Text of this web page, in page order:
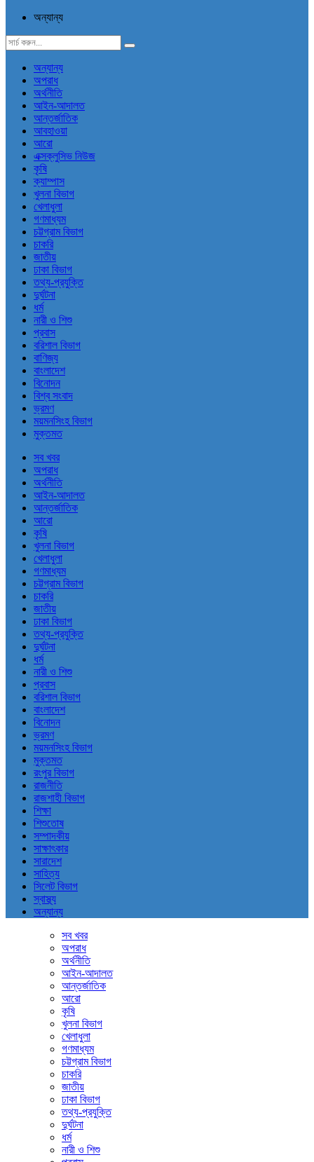
অন্যান্য
অন্যান্য
অপরাধ
অর্থনীতি
আইন-আদালত
আন্তর্জাতিক
আবহাওয়া
আরো
এক্সক্লুসিভ নিউজ
কৃষি
ক্যাম্পাস
খুলনা বিভাগ
খেলাধুলা
গণমাধ্যম
চট্টগ্রাম বিভাগ
চাকরি
জাতীয়
ঢাকা বিভাগ
তথ্য-প্রযুক্তি
দুর্ঘটনা
ধর্ম
নারী ও শিশু
প্রবাস
বরিশাল বিভাগ
বাণিজ্য
বাংলাদেশ
বিনোদন
বিশ্ব সংবাদ
ভ্রমণ
ময়মনসিংহ বিভাগ
মুক্তমত
সব খবর
অপরাধ
অর্থনীতি
আইন-আদালত
আন্তর্জাতিক
আরো
কৃষি
খুলনা বিভাগ
খেলাধুলা
গণমাধ্যম
চট্টগ্রাম বিভাগ
চাকরি
জাতীয়
ঢাকা বিভাগ
তথ্য-প্রযুক্তি
দুর্ঘটনা
ধর্ম
নারী ও শিশু
প্রবাস
বরিশাল বিভাগ
বাংলাদেশ
বিনোদন
ভ্রমণ
ময়মনসিংহ বিভাগ
মুক্তমত
রংপুর বিভাগ
রাজনীতি
রাজশাহী বিভাগ
শিক্ষা
শিশুতোষ
সম্পাদকীয়
সাক্ষাৎকার
সারাদেশ
সাহিত্য
সিলেট বিভাগ
স্বাস্থ্য
অন্যান্য
সব খবর
অপরাধ
অর্থনীতি
আইন-আদালত
আন্তর্জাতিক
আরো
কৃষি
খুলনা বিভাগ
খেলাধুলা
গণমাধ্যম
চট্টগ্রাম বিভাগ
চাকরি
জাতীয়
ঢাকা বিভাগ
তথ্য-প্রযুক্তি
দুর্ঘটনা
ধর্ম
নারী ও শিশু